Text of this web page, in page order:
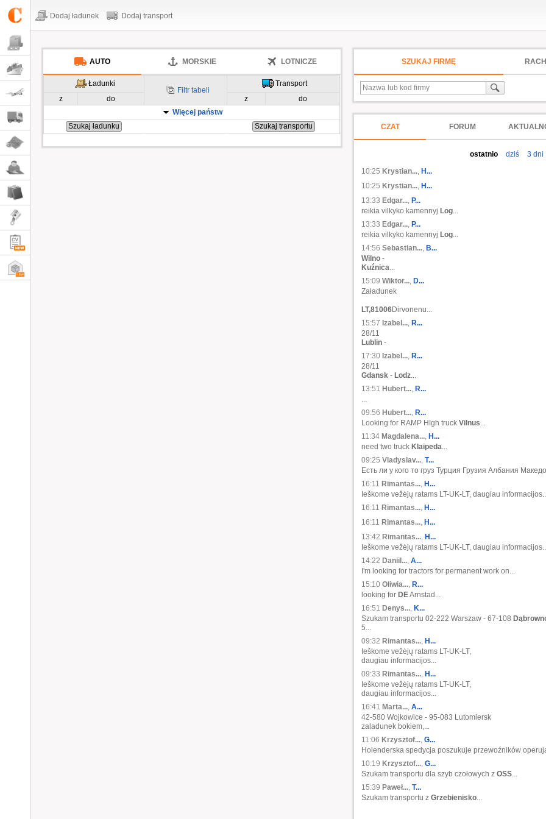
Dodaj ładunek Dodaj transport
AUTO MORSKIE LOTNICZE
Ładunki
Filtr tabeli
Transport
z
do z
do
Więcej państw
SZUKAJ FIRMĘ
CZAT FORUM
ostatnio dziś 3 dni
10:25 Krystian..., H...
10:25 Krystian..., H...
13:33 Edgar..., P...
reikia vilkyko kamennyj Log...
13:33 Edgar..., P...
reikia vilkyko kamennyj Log...
14:56 Sebastian..., B...
Wilno-
Kuźnica...
15:09 Wiktor..., D...
Załadunek
LT,81006Dirvonenu...
15:57 Izabel..., R...
28/11
Lublin-
17:30 Izabel..., R...
28/11
Gdansk- Lodz...
13:51 Hubert..., R...
...
09:56 Hubert..., R...
Looking for RAMP HIgh truck Vilnus...
11:34 Magdalena..., H...
need two truck Klaipeda...
09:25 Vladyslav..., Т...
Есть ли у кого то груз Турция Грузия Албания
16:11 Rimantas..., H...
Ieškome vežėjų ratams LT-UK-LT, daugiau
16:11 Rimantas..., H...
16:11 Rimantas..., H...
13:42 Rimantas..., H...
Ieškome vežėjų ratams LT-UK-LT, daugiau
14:22 Daniil..., A...
I'm looking for tractors for permanent work on...
15:10 Oliwia..., R...
looking for DEArnstad...
16:51 Denys..., K...
Szukam transportu 02-222 Warszaw - 67-108
5...
09:32 Rimantas..., H...
Ieškome vežėjų ratams LT-UK-LT,
daugiau informacijos...
09:33 Rimantas..., H...
Ieškome vežėjų ratams LT-UK-LT,
daugiau informacijos...
16:41 Marta..., A...
42-580 Wojkowice - 95-083 Lutomiersk
zaladunek bokiem,...
11:06 Krzysztof..., G...
Holenderska spedycja poszukuje przewoźników
10:19 Krzysztof..., G...
Szukam transportu dla szyb czołowych z OSS...
15:39 Paweł..., T...
Szukam transportu z Grzebienisko...